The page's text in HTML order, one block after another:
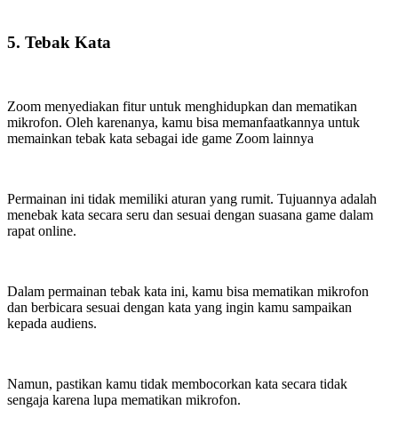
5. Tebak Kata
Zoom menyediakan fitur untuk menghidupkan dan mematikan
mikrofon. Oleh karenanya, kamu bisa memanfaatkannya untuk
memainkan tebak kata sebagai ide game Zoom lainnya
Permainan ini tidak memiliki aturan yang rumit. Tujuannya adalah
menebak kata secara seru dan sesuai dengan suasana game dalam
rapat online.
Dalam permainan tebak kata ini, kamu bisa mematikan mikrofon
dan berbicara sesuai dengan kata yang ingin kamu sampaikan
kepada audiens.
Namun, pastikan kamu tidak membocorkan kata secara tidak
sengaja karena lupa mematikan mikrofon.